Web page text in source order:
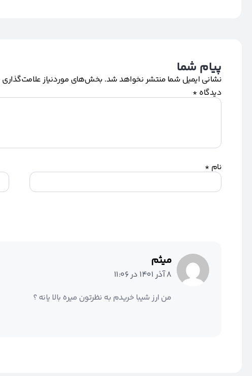
پیام شما
نشانی ایمیل شما منتشر نخواهد شد.بخش‌های موردنیاز
دیدگاه *
نام *
میثم
8 آذر 1401 در 11:06
من ارز شیبا خریدم به نظرتون میره بالا یانه ؟